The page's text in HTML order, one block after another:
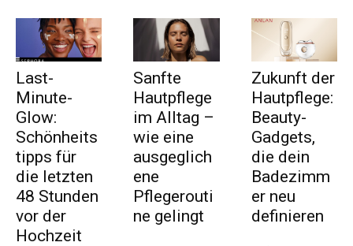
Last-
Minute-
Glow:
Schönheits
tipps für
die letzten
48 Stunden
vor der
Hochzeit
Sanfte
Hautpflege
im Alltag –
wie eine
ausgeglich
ene
Pflegerouti
ne gelingt
Zukunft der
Hautpflege:
Beauty-
Gadgets,
die dein
Badezimm
er neu
definieren